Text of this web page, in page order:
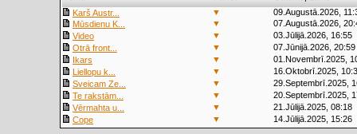
Karš Austr... ▼
09.Augustā.2026,
Mūsdienu K...
▼
07.Augustā.2026,
Video
▼
03.Jūlijā.2026, 16:55
Otrā front...
▼
07.Jūnijā.2026, 20:59
Ikars
▼
01.Novembrī.2025,
Liellopu k...
▼
16.Oktobrī.2025,
Sveicam Ze...
▼
29.Septembrī.2025,
Te rakstām...
▼
20.Septembrī.2025,
Vērmahta u...
▼
21.Jūlijā.2025, 08:18
Cope
▼ 14.Jūlijā.2025, 15:26